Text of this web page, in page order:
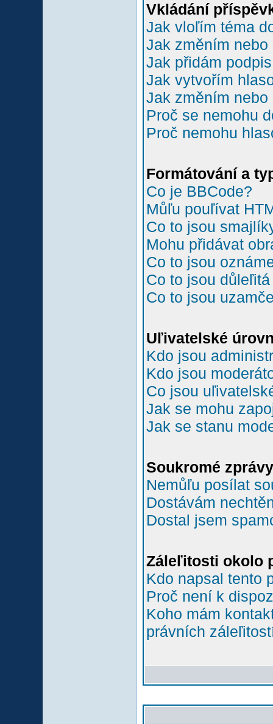
Vkládání
Jak vloľím téma
Jak změním
Jak přidám
Jak vytvořím
Jak změním
Proč se nemohu
Proč nemohu
Formátování a
Co je BBCode?
Můľu pouľívat
Co to jsou
Mohu přidávat
Co to jsou
Co to jsou
Co to jsou
Uľivatelské
Kdo jsou
Kdo jsou
Co jsou
Jak se mohu
Jak se stanu
Soukromé zprávy
Nemůľu posílat
Dostávám
Dostal jsem
Záleľitosti okolo
Kdo napsal tento
Proč není k
Koho mám
právních